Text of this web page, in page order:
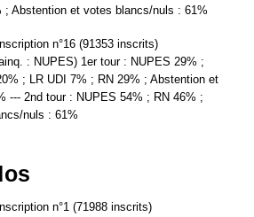
; Abstention et votes blancs/nuls : 61%
n°16 (91353 inscrits)
: NUPES) 1er tour : NUPES 29% ;
; LR UDI 7% ; RN 29% ; Abstention et
--- 2nd tour : NUPES 54% ; RN 46% ;
nuls : 61%
n°1 (71988 inscrits)